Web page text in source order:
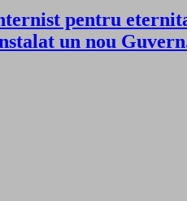
pentru
un nou